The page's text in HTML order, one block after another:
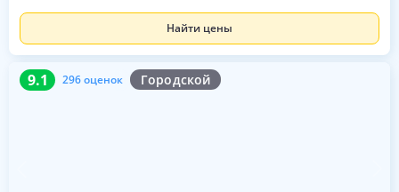
Найти цены
9.1 296 оценок Городской
9.1 296 оценок